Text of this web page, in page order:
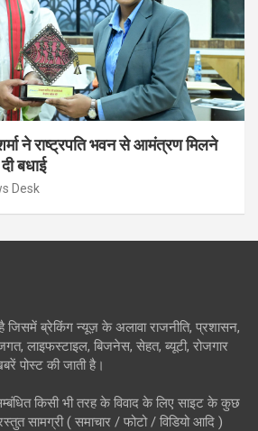
ने राष्ट्रपति भवन से आमंत्रण मिलने
बधाई
Desk
जिसमें ब्रेकिंग न्यूज़ के अलावा राजनीति, प्रशासन,
लाइफस्टाइल, बिजनेस, सेहत, ब्यूटी, रोजगार
पोस्ट की जाती है।
किसी भी तरह के विवाद के लिए साइट के कुछ
सामग्री ( समाचार / फोटो / विडियो आदि )